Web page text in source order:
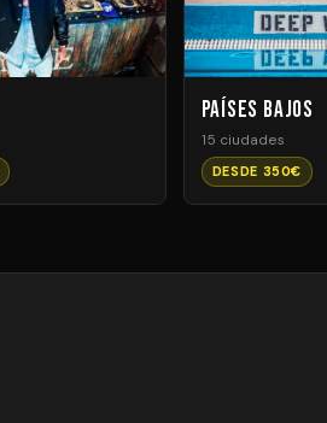
Países Bajos
15 ciudades
DESDE 350€